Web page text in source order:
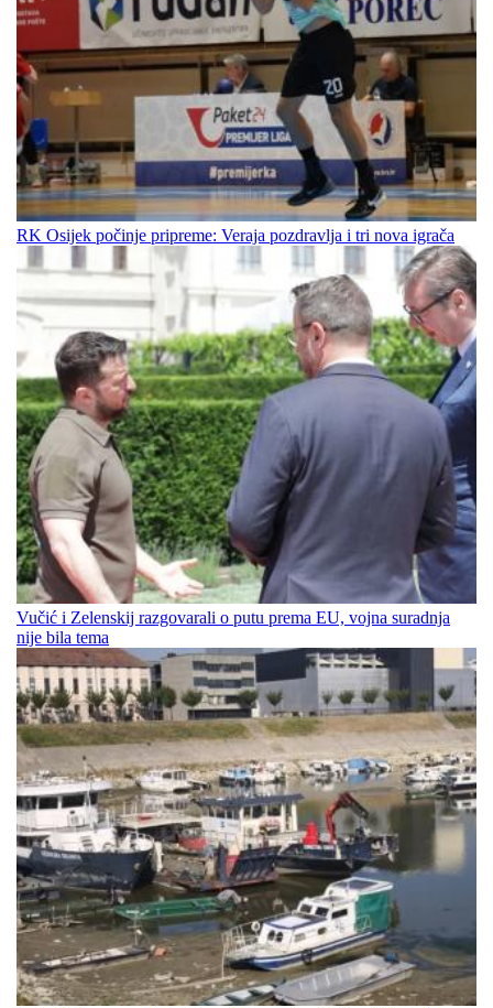
RK Osijek počinje pripreme: Veraja pozdravlja i tri nova igrača
Vučić i Zelenskij razgovarali o putu prema EU, vojna suradnja
nije bila tema